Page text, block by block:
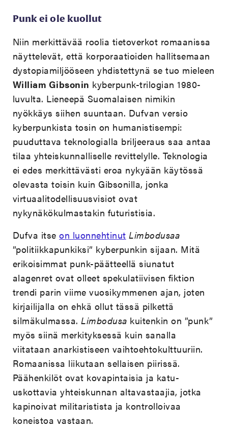
Punk ei ole kuollut
Niin merkittävää roolia tietoverkot romaanissa
näyttelevät, että korporaatioiden hallitsemaan
dystopiamiljööseen yhdistettynä se tuo mieleen
William Gibsonin kyberpunk-trilogian 1980-
luvulta. Lieneepä Suomalaisen nimikin
nyökkäys siihen suuntaan. Dufvan versio
kyberpunkista tosin on humanistisempi:
puuduttava teknologialla briljeeraus saa antaa
tilaa yhteiskunnalliselle revittelylle. Teknologia
ei edes merkittävästi eroa nykyään käytössä
olevasta toisin kuin Gibsonilla, jonka
virtuaalitodellisuusvisiot ovat
nykynäkökulmastakin futuristisia.
Dufva itseon luonnehtinut Limbodusaa
”politiikkapunkiksi” kyberpunkin sijaan. Mitä
erikoisimmat punk-päätteellä siunatut
alagenret ovat olleet spekulatiivisen fiktion
trendi parin viime vuosikymmenen ajan, joten
kirjailijalla on ehkä ollut tässä pilkettä
silmäkulmassa.Limbodusa kuitenkin on ”punk”
myös siinä merkityksessä kuin sanalla
viitataan anarkistiseen vaihtoehtokulttuuriin.
Romaanissa liikutaan sellaisen piirissä.
Päähenkilöt ovat kovapintaisia ja katu-
uskottavia yhteiskunnan altavastaajia, jotka
kapinoivat militaristista ja kontrolloivaa
koneistoa vastaan.